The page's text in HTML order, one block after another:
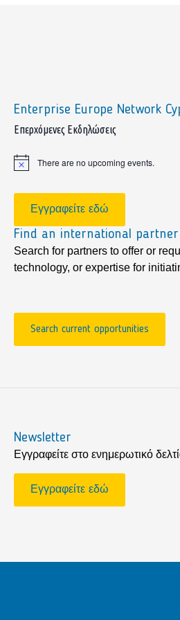
Enterprise Europe Network
sidebar
Επερχόμενες Εκδηλώσεις
Notice There are no upcoming events.
Εγγραφείτε εδώ
Find an international partner
Search for partners to offer or
technology, or expertise for
Search current opportunities
Newsletter
Εγγραφείτε στο ενημερωτικό
Εγγραφείτε εδώ